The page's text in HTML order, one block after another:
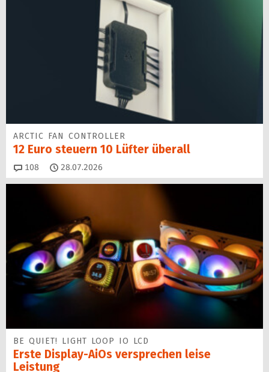
ARCTIC FAN CONTROLLER
12 Euro steuern 10 Lüfter überall
108 Kommentare
28.07.2026
BE QUIET! LIGHT LOOP IO LCD
Erste Display-AiOs versprechen leise
Leistung